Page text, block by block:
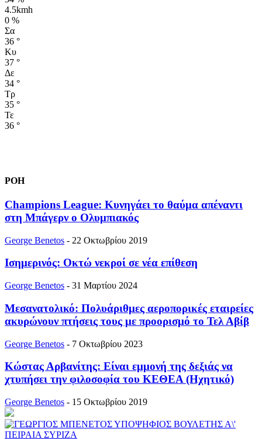
4.5kmh
0 %
Σα
36 °
Κυ
37 °
Δε
34 °
Τρ
35 °
Τε
36 °
ΡΟΗ
Champions League: Κυνηγάει το θαύμα απέναντι
στη Μπάγερν ο Ολυμπιακός
George Benetos - 22 Οκτωβρίου 2019
Ισημερινός: Οκτώ νεκροί σε νέα επίθεση
George Benetos - 31 Μαρτίου 2024
Μεσανατολικό: Πολυάριθμες αεροπορικές εταιρείες
ακυρώνουν πτήσεις τους με προορισμό το Τελ Αβίβ
George Benetos - 7 Οκτωβρίου 2023
Κώστας Αρβανίτης: Είναι εμμονή της δεξιάς να
χτυπήσει την φιλοσοφία του ΚΕΘΕΑ (Ηχητικό)
George Benetos - 15 Οκτωβρίου 2019